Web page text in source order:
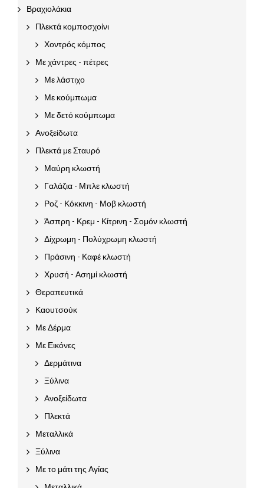
Βραχιολάκια
Πλεκτά κομποσχοίνι
Χοντρός κόμπος
Με χάντρες - πέτρες
Με λάστιχο
Με κούμπωμα
Με δετό κούμπωμα
Ανοξείδωτα
Πλεκτά με Σταυρό
Μαύρη κλωστή
Γαλάζια - Μπλε κλωστή
Ροζ - Κόκκινη - Μοβ κλωστή
Άσπρη - Κρεμ - Κίτρινη - Σομόν κλωστή
Δίχρωμη - Πολύχρωμη κλωστή
Πράσινη - Καφέ κλωστή
Χρυσή - Ασημί κλωστή
Θεραπευτικά
Καουτσούκ
Με Δέρμα
Με Εικόνες
Δερμάτινα
Ξύλινα
Ανοξείδωτα
Πλεκτά
Μεταλλικά
Ξύλινα
Με το μάτι της Αγίας